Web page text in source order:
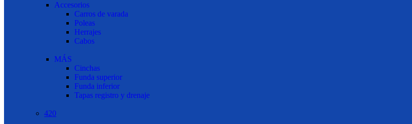
Accesorios
Carros de varada
Poleas
Herrajes
Cabos
MÁS
Cinchas
Funda superior
Funda inferior
Tapas registro y drenaje
420